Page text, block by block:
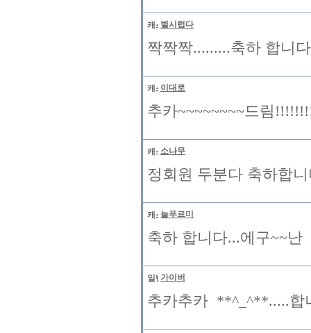
별시럽다
짝짝짝.........축하 합니
이대로
추카~~~~~~~~드림
소나무
정회원 두분다 축하합
늘푸르미
축하 합니다...에구~~
가이버
추카추카 **^_^**.....합